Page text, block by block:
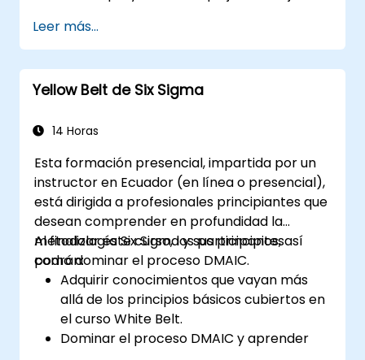
estrategia organizacional.
Realizar análisis estadísticos complejos y
tomar decisiones basadas en datos.
Liderar eficazmente iniciativas de cambio
continua.
Leer más...
Yellow Belt de Six Sigma
14 Horas
Esta formación presencial, impartida por un
instructor en Ecuador (en línea o presencial),
está dirigida a profesionales principiantes que
desean comprender en profundidad la
metodología Six Sigma y sus principios, así
como dominar el proceso DMAIC.
Al finalizar este curso, los participantes
podrán:
Adquirir conocimientos que vayan más
allá de los principios básicos cubiertos en
el curso White Belt.
Dominar el proceso DMAIC y aprender